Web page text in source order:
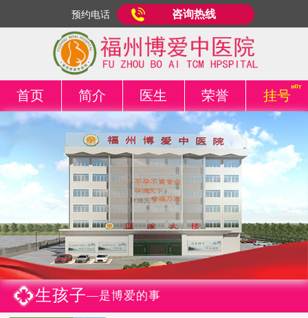
预约电话 咨询热线
首页 简介 医生 荣誉 挂号
生孩子—是博爱的事